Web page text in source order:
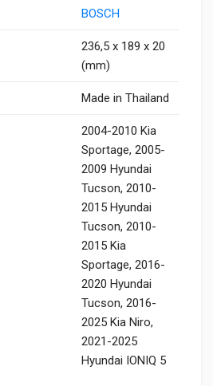
BOSCH
236,5 x 189 x 20
(mm)
Made in Thailand
2004-2010 Kia
Sportage, 2005-
2009 Hyundai
Tucson, 2010-
2015 Hyundai
Tucson, 2010-
2015 Kia
Sportage, 2016-
2020 Hyundai
Tucson, 2016-
2025 Kia Niro,
2021-2025
Hyundai IONIQ 5